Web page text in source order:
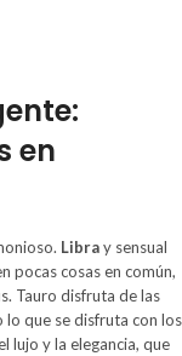
en
Libray sensual
pocas cosas en común,
Tauro disfruta de las
lo que se disfruta con los
lujo y la elegancia, que